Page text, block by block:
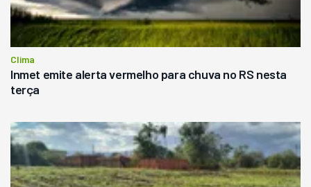
Clima
Inmet emite alerta vermelho para chuva no RS nesta
terça